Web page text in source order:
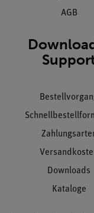
AGB
Downloads
Kataloge